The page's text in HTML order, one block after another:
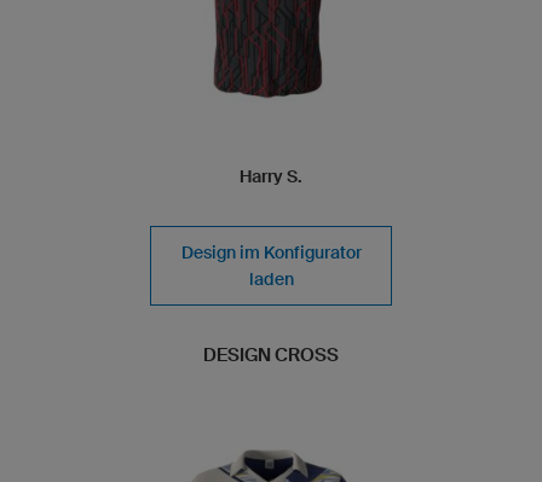
Harry S.
Design im Konfigurator
laden
DESIGN CROSS